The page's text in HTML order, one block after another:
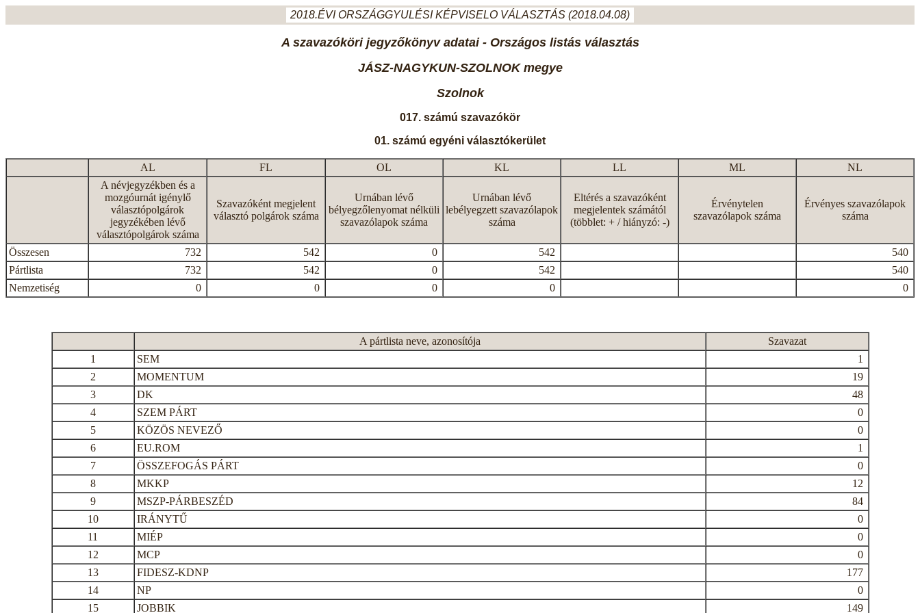
2018.ÉVI ORSZÁGGYULÉSI KÉPVISELO VÁLASZTÁS (2018.04.08)
A szavazóköri jegyzőkönyv adatai - Országos listás választás
JÁSZ-NAGYKUN-SZOLNOK megye
Szolnok
017. számú szavazókör
01. számú egyéni választókerület
AL FL OL KL LL ML
NL
A névjegyzékben és a
mozgóurnát igénylő
választópolgárok
jegyzékében lévő
választópolgárok száma
Szavazóként megjelent
választó polgárok száma
Urnában lévő
bélyegzőlenyomat nélküli
szavazólapok száma
Urnában lévő
lebélyegzett szavazólapok
száma
Eltérés a szavazóként
megjelentek számától
(többlet: + / hiányzó: -)
Érvénytelen
szavazólapok száma
Érvényes szavazólapok
száma
Összesen 732 542 0 542
540
Pártlista
732 542 0 542
540
Nemzetiség
0 0 0 0 0
A pártlista neve, azonosítója
Szavazat
1
SEM
1
2
MOMENTUM
19
3
DK
48
4
SZEM PÁRT
0
5
KÖZÖS NEVEZŐ
0
6
EU.ROM
1
7
ÖSSZEFOGÁS PÁRT
0
8
MKKP
12
9
MSZP-PÁRBESZÉD
84
10
IRÁNYTŰ
0
11
MIÉP
0
12
MCP
0
13
FIDESZ-KDNP
177
14
NP
0
15
JOBBIK 149